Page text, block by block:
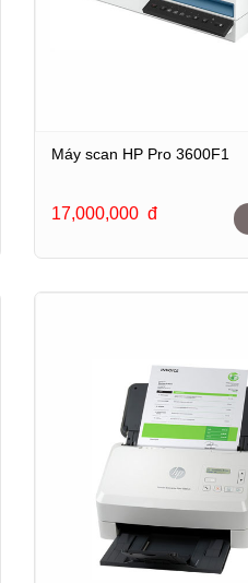
Máy scan HP Pro 3600F1
17,000,000 đ